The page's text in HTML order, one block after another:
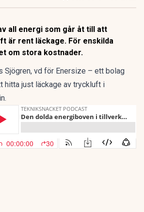
all energi som går åt till att
är rent läckage. För enskilda
om stora kostnader.
Sjögren, vd för Enersize – ett bolag
hitta just läckage av tryckluft i